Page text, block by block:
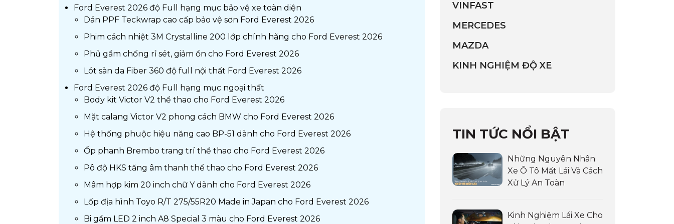
Ford Everest 2026 độ Full hạng mục bảo vệ xe toàn diện
Dán PPF Teckwrap cao cấp bảo vệ sơn Ford Everest 2026
Phim cách nhiệt 3M Crystalline 200 lớp chính hãng cho Ford Everest 2026
Phủ gầm chống rỉ sét, giảm ồn cho Ford Everest 2026
Lót sàn da Fiber 360 độ full nội thất Ford Everest 2026
Ford Everest 2026 độ Full hạng mục ngoại thất
Body kit Victor V2 thể thao cho Ford Everest 2026
Mặt calang Victor V2 phong cách BMW cho Ford Everest 2026
Hệ thống phuộc hiệu năng cao BP-51 dành cho Ford Everest 2026
Ốp phanh Brembo trang trí thể thao cho Ford Everest 2026
Pô độ HKS tăng âm thanh thể thao cho Ford Everest 2026
Mâm hợp kim 20 inch chữ Y dành cho Ford Everest 2026
Lốp địa hình Toyo R/T 275/55R20 Made in Japan cho Ford Everest 2026
Bi gầm LED 2 inch A8 Special 3 màu cho Ford Everest 2026
VINFAST
MERCEDES
MAZDA
KINH NGHIỆM ĐỘ XE
TIN TỨC NỔI BẬT
Những Nguyên Nhân
Xe Ô Tô Mất Lái Và Cách
Xử Lý An Toàn
Kinh Nghiệm Lái Xe Cho